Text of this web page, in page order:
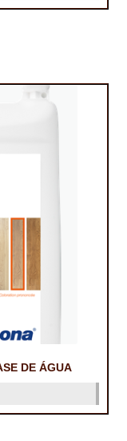
DE ÁGUA